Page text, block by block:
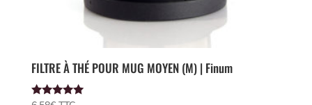
FILTRE À THÉ POUR MUG MOYEN (M) | Finum